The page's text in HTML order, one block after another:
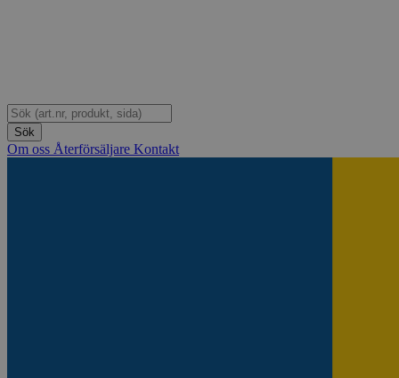
Om oss Återförsäljare Kontakt